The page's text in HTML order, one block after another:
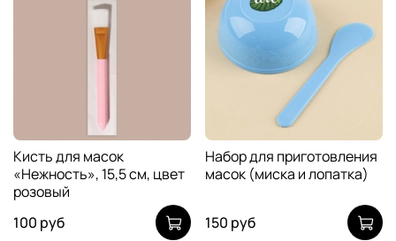
Кисть для масок
«Нежность», 15,5 см, цвет
розовый
100 руб
Набор для приготовления
масок (миска и лопатка)
150 руб